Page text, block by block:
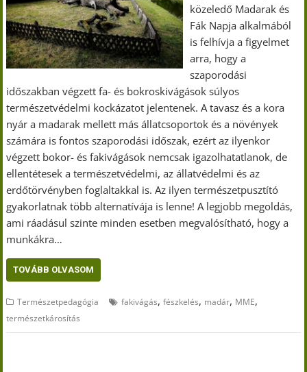
közeledő Madarak és
Fák Napja alkalmából
is felhívja a figyelmet
arra, hogy a
szaporodási
időszakban végzett fa- és bokroskivágások súlyos
természetvédelmi kockázatot jelentenek. A tavasz és a kora
nyár a madarak mellett más állatcsoportok és a növények
számára is fontos szaporodási időszak, ezért az ilyenkor
végzett bokor- és fakivágások nemcsak igazolhatatlanok, de
ellentétesek a természetvédelmi, az állatvédelmi és az
erdőtörvényben foglaltakkal is. Az ilyen természetpusztító
gyakorlatnak több alternatívája is lenne! A legjobb megoldás,
ami ráadásul szinte minden esetben megvalósítható, hogy a
munkákra…
TOVÁBB OLVASOM
Természetpedagógia fakivágás,fészkelés, madár, MME,
természetkárosítás